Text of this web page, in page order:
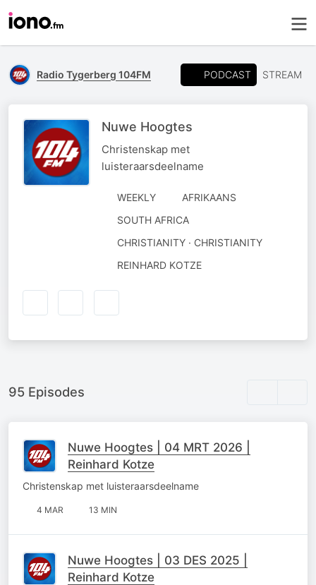
Radio Tygerberg 104FM PODCAST STREAM
Nuwe Hoogtes
Christenskap met
luisteraarsdeelname
WEEKLY
AFRIKAANS
SOUTH AFRICA
CHRISTIANITY · CHRISTIANITY
AUTHORED
REINHARD KOTZE
95 Episodes
Nuwe Hoogtes | 04 MRT 2026 |
Reinhard Kotze
Christenskap met luisteraarsdeelname
4 MAR 13 MIN
Nuwe Hoogtes | 03 DES 2025 |
Reinhard Kotze